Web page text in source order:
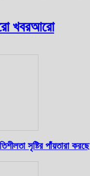
খবরআরো
সৃষ্টির পাঁয়তারা করছে